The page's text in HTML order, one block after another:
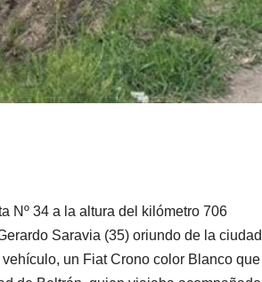
Nº 34 a la altura del kilómetro 706
Saravia (35) oriundo de la ciudad
un Fiat Crono color Blanco que